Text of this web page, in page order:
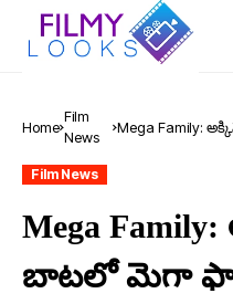
Home
Film
News
Mega Family:
Film News
Mega
బాట‌లో మెగా